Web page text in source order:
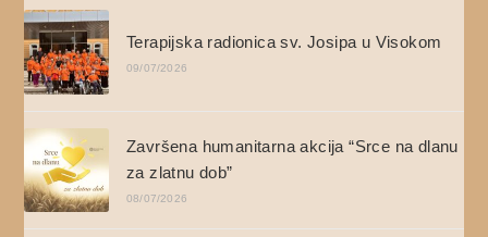
Terapijska radionica sv. Josipa u Visokom
09/07/2026
Završena humanitarna akcija “Srce na dlanu
za zlatnu dob”
08/07/2026